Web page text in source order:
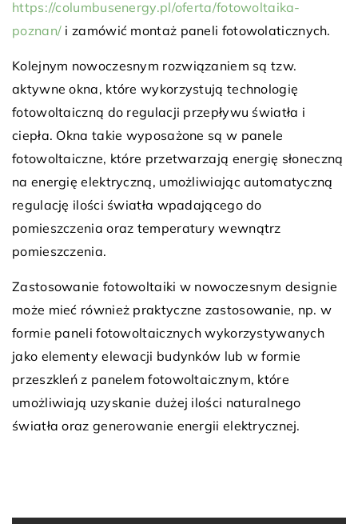
https://columbusenergy.pl/oferta/fotowoltaika-
poznan/ i zamówić montaż paneli fotowolaticznych.
Kolejnym nowoczesnym rozwiązaniem są tzw.
aktywne okna, które wykorzystują technologię
fotowoltaiczną do regulacji przepływu światła i
ciepła. Okna takie wyposażone są w panele
fotowoltaiczne, które przetwarzają energię słoneczną
na energię elektryczną, umożliwiając automatyczną
regulację ilości światła wpadającego do
pomieszczenia oraz temperatury wewnątrz
pomieszczenia.
Zastosowanie fotowoltaiki w nowoczesnym designie
może mieć również praktyczne zastosowanie, np. w
formie paneli fotowoltaicznych wykorzystywanych
jako elementy elewacji budynków lub w formie
przeszkleń z panelem fotowoltaicznym, które
umożliwiają uzyskanie dużej ilości naturalnego
światła oraz generowanie energii elektrycznej.